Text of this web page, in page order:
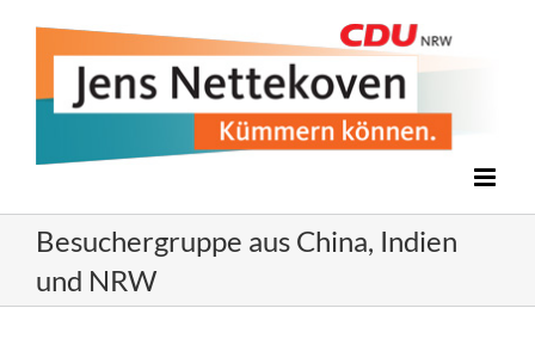
Besuchergruppe aus China, Indien
und NRW